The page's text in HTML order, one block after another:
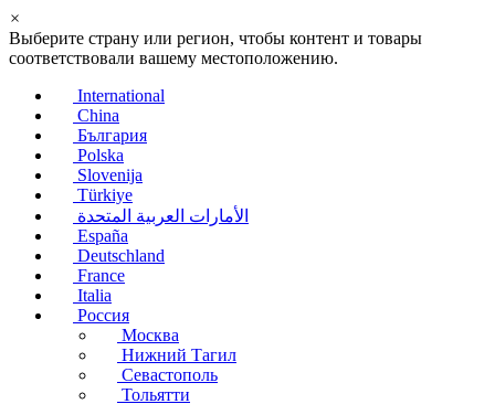
×
Выберите страну или регион, чтобы контент и товары
соответствовали вашему местоположению.
International
China
България
Polska
Slovenija
Türkiye
الأمارات العربية المتحدة
España
Deutschland
France
Italia
Россия
Москва
Нижний Тагил
Севастополь
Тольятти